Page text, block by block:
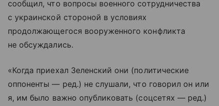
сообщил, что вопросы военного сотрудничества
с украинской стороной в условиях
продолжающегося вооруженного конфликта
не обсуждались.
«Когда приехал Зеленский они (политические
оппоненты — ред.) не слушали, что говорил он или
я, им было важно опубликовать (соцсетях — ред.)